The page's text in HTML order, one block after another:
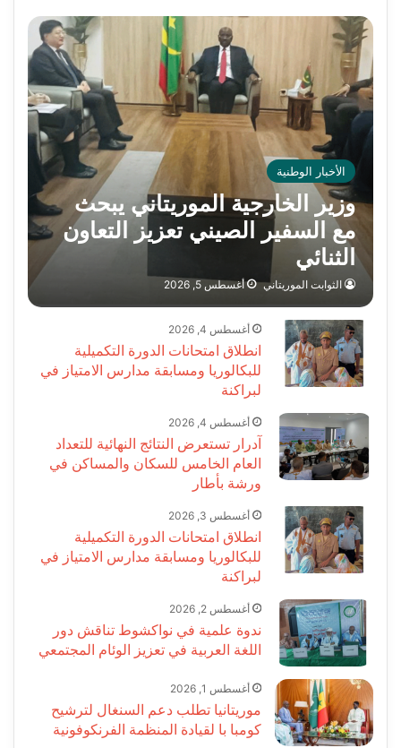
الأخبار الوطنية
وزير الخارجية الموريتاني يبحث
مع السفير الصيني تعزيز التعاون
الثنائي
الثوابت الموريتاني أغسطس 5, 2026
أغسطس 4, 2026
انطلاق امتحانات الدورة التكميلية
للبكالوريا ومسابقة مدارس الامتياز في
لبراكنة
أغسطس 4, 2026
آدرار تستعرض النتائج النهائية للتعداد
العام الخامس للسكان والمساكن في
ورشة بأطار
أغسطس 3, 2026
انطلاق امتحانات الدورة التكميلية
للبكالوريا ومسابقة مدارس الامتياز في
لبراكنة
أغسطس 2, 2026
ندوة علمية في نواكشوط تناقش دور
اللغة العربية في تعزيز الوئام المجتمعي
أغسطس 1, 2026
موريتانيا تطلب دعم السنغال لترشيح
كومبا با لقيادة المنظمة الفرنكوفونية